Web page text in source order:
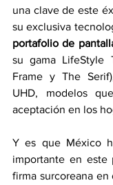
una clave de este
su exclusiva
portafolio de
su gama LifeStyle
Frame y The
UHD, modelos
aceptación en los
Y es que México
importante en este
firma surcoreana